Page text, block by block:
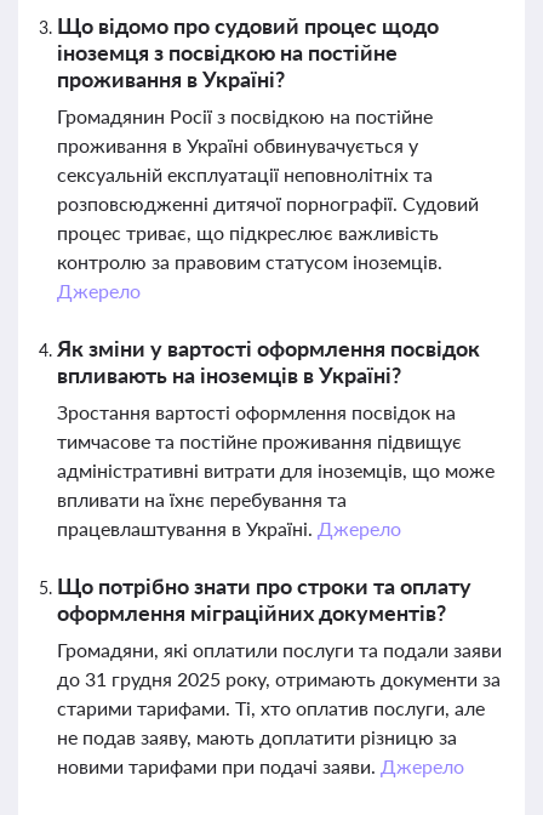
Що відомо про судовий процес щодо
іноземця з посвідкою на постійне
проживання в Україні?
Громадянин Росії з посвідкою на постійне
проживання в Україні обвинувачується у
сексуальній експлуатації неповнолітніх та
розповсюдженні дитячої порнографії. Судовий
процес триває, що підкреслює важливість
контролю за правовим статусом іноземців.
Джерело
Як зміни у вартості оформлення посвідок
впливають на іноземців в Україні?
Зростання вартості оформлення посвідок на
тимчасове та постійне проживання підвищує
адміністративні витрати для іноземців, що може
впливати на їхнє перебування та
працевлаштування в Україні. Джерело
Що потрібно знати про строки та оплату
оформлення міграційних документів?
Громадяни, які оплатили послуги та подали заяви
до 31 грудня 2025 року, отримають документи за
старими тарифами. Ті, хто оплатив послуги, але
не подав заяву, мають доплатити різницю за
новими тарифами при подачі заяви. Джерело